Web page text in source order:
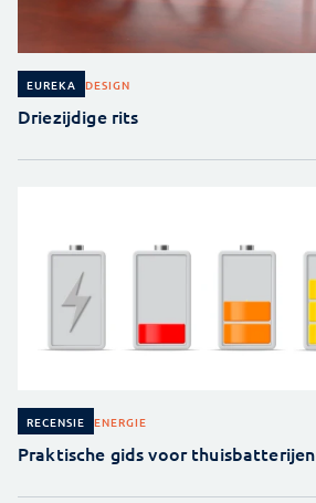
EUREKA DESIGN
Driezijdige rits
RECENSIE ENERGIE
Praktische gids voor thuisbatterijen